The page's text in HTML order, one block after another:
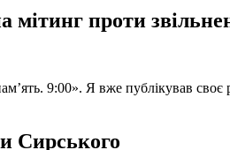
мітинг проти
9:00». Я вже публікував
Сирського